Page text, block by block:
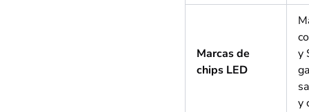
Marcas de
chips LED
y
y